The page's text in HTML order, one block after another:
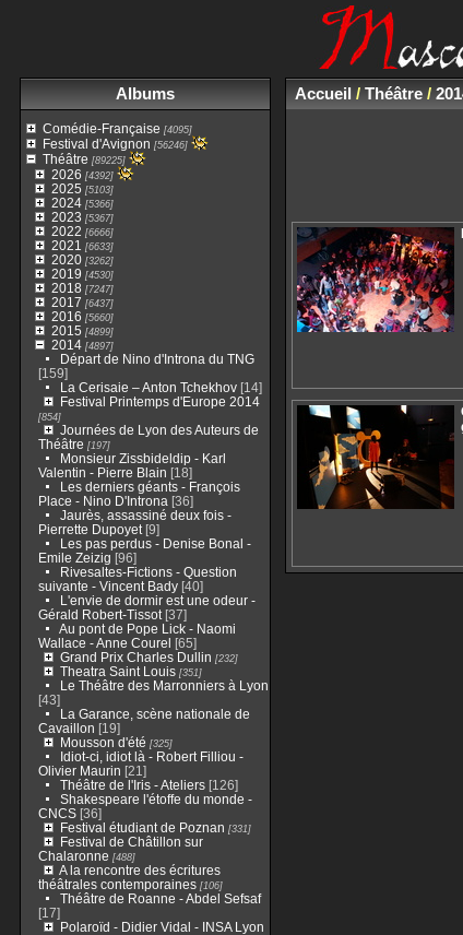
Albums
Comédie-Française [4095]
Festival d'Avignon [56246]
Théâtre [89225]
2026 [4392]
2025 [5103]
2024[5366]
2023 [5367]
2022 [6666]
2021 [6633]
2020[3262]
2019 [4530]
2018 [7247]
2017 [6437]
2016 [5660]
2015 [4899]
2014[4897]
Départ de Nino d'Introna du TNG
[159]
La Cerisaie – Anton Tchekhov[14]
Festival Printemps d'Europe 2014
[854]
Journées de Lyon des Auteurs de
Théâtre [197]
Monsieur Zissbideldip - Karl
Valentin - Pierre Blain [18]
Les derniers géants - François
Place - Nino D'Introna [36]
Jaurès, assassiné deux fois -
Pierrette Dupoyet[9]
Les pas perdus - Denise Bonal -
Emile Zeizig [96]
Rivesaltes-Fictions - Question
suivante - Vincent Bady[40]
L'envie de dormir est une odeur -
Gérald Robert-Tissot[37]
Au pont de Pope Lick - Naomi
Wallace - Anne Courel [65]
Grand Prix Charles Dullin [232]
Theatra Saint Louis[351]
Le Théâtre des Marronniers à Lyon
[43]
La Garance, scène nationale de
Cavaillon [19]
Mousson d'été [325]
Idiot-ci, idiot là - Robert Filliou -
Olivier Maurin [21]
Théâtre de l'Iris - Ateliers[126]
Shakespeare l'étoffe du monde -
CNCS[36]
Festival étudiant de Poznan [331]
Festival de Châtillon sur
Chalaronne [488]
A la rencontre des écritures
théâtrales contemporaines[106]
Théâtre de Roanne - Abdel Sefsaf
[17]
Polaroïd - Didier Vidal - INSA Lyon
Accueil/ Théâtre/